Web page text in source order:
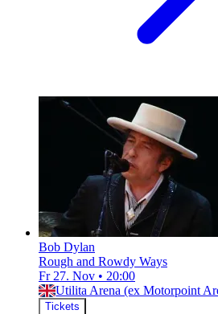
Bob Dylan
Rough and Rowdy Ways
Fr 27. Nov • 20:00
Utilita Arena (ex Motorpoint
Tickets